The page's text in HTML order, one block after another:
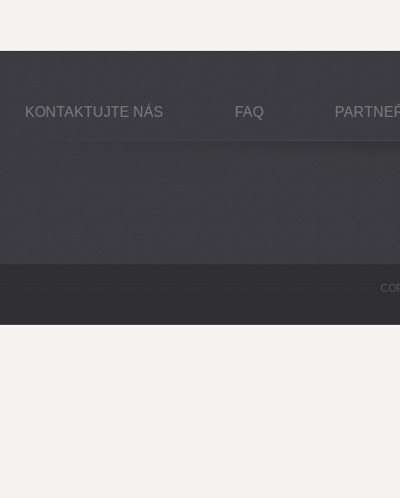
KONTAKTUJTE NÁS FAQ